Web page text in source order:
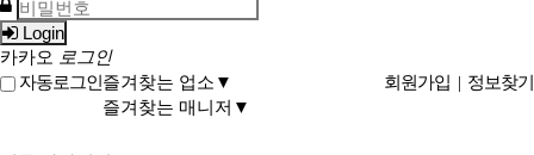
Login
카카오 로그인
자동로그인
회원가입 | 정보찾기
즐겨찾는 업소▼
즐겨찾는 매니저▼